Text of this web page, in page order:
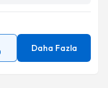
Daha Fazla